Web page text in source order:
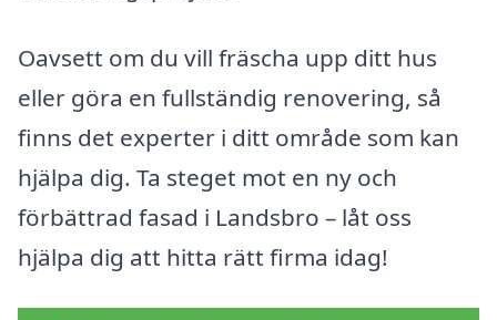
Oavsett om du vill fräscha upp ditt hus
eller göra en fullständig renovering, så
finns det experter i ditt område som kan
hjälpa dig. Ta steget mot en ny och
förbättrad fasad i Landsbro – låt oss
hjälpa dig att hitta rätt firma idag!